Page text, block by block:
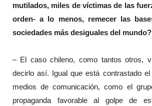
mutilados, miles de víctimas de las
orden- a lo menos, remecer las
sociedades más desiguales del mundo?
– El caso chileno, como tantos otros,
decirlo así. Igual que está contrastado
medios de comunicación, como el
propaganda favorable al golpe de